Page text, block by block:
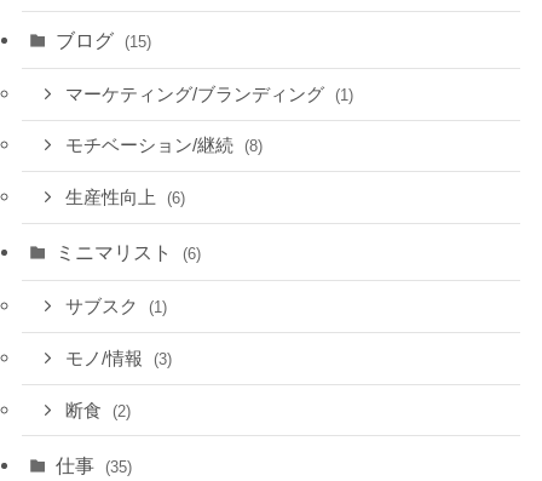
ブログ (15)
マーケティング/ブランディング (1)
モチベーション/継続 (8)
生産性向上 (6)
ミニマリスト (6)
サブスク (1)
モノ/情報 (3)
断食 (2)
仕事 (35)